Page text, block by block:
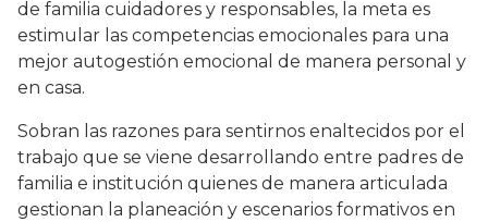
de familia cuidadores y responsables, la meta es
estimular las competencias emocionales para una
mejor autogestión emocional de manera personal y
en casa.
Sobran las razones para sentirnos enaltecidos por el
trabajo que se viene desarrollando entre padres de
familia e institución quienes de manera articulada
gestionan la planeación y escenarios formativos en